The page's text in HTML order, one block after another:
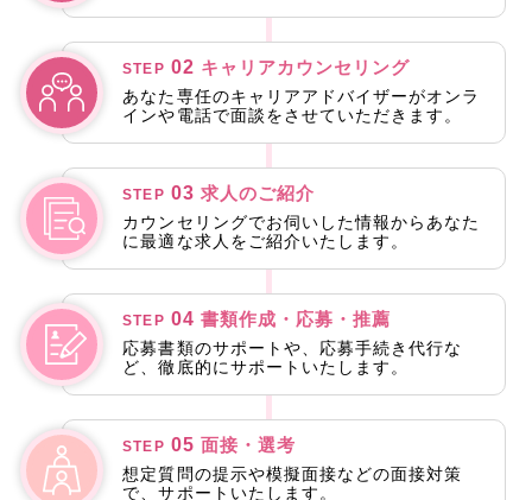
STEP 02 キャリアカウンセリング
あなた専任のキャリアアドバイザーがオンラ
インや電話で面談をさせていただきます。
STEP 03 求人のご紹介
カウンセリングでお伺いした情報からあなた
に最適な求人をご紹介いたします。
STEP 04 書類作成・応募・推薦
応募書類のサポートや、応募手続き代行な
ど、徹底的にサポートいたします。
STEP 05 面接・選考
想定質問の提示や模擬面接などの面接対策
で、サポートいたします。